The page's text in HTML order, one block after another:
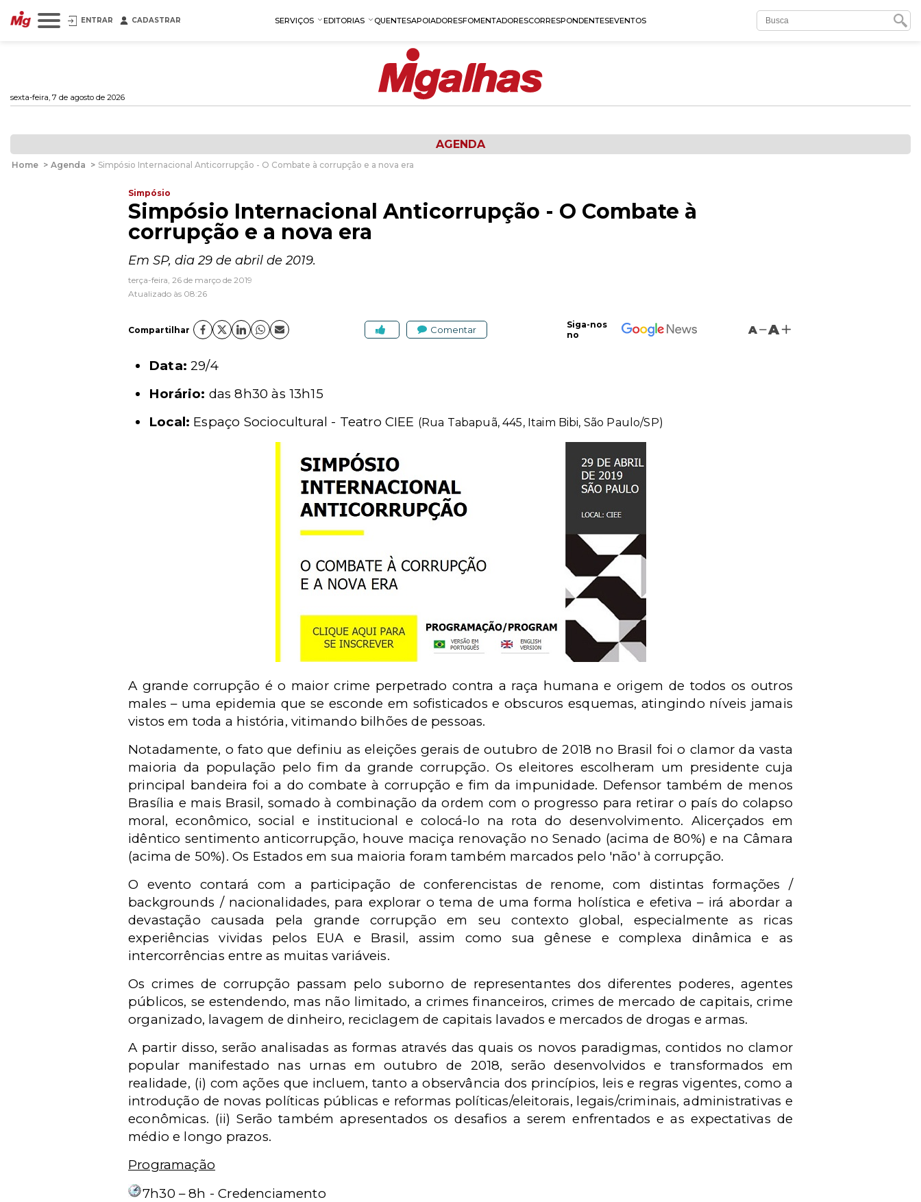
ENTRAR CADASTRAR SERVIÇOS EDITORIAS QUENTESAPOIADORESFOMENTADORESCORRESPONDENTESEVENTOS
sexta-feira, 7 de agosto de 2026
AGENDA
Home > Agenda > Simpósio Internacional Anticorrupção - O Combate à corrupção e a nova era
Simpósio
Simpósio Internacional Anticorrupção - O Combate à
corrupção e a nova era
Em SP, dia 29 de abril de 2019.
terça-feira, 26 de março de 2019
Atualizado às 08:26
Compartilhar Comentar
Siga-nos
no
A A
Data: 29/4
Horário: das 8h30 às 13h15
Local: Espaço Sociocultural - Teatro CIEE (Rua Tabapuã, 445, Itaim Bibi, São Paulo/SP)
A grande corrupção é o maior crime perpetrado contra a raça humana e origem de todos os outros
males – uma epidemia que se esconde em sofisticados e obscuros esquemas, atingindo níveis jamais
vistos em toda a história, vitimando bilhões de pessoas.
Notadamente, o fato que definiu as eleições gerais de outubro de 2018 no Brasil foi o clamor da vasta
maioria da população pelo fim da grande corrupção. Os eleitores escolheram um presidente cuja
principal bandeira foi a do combate à corrupção e fim da impunidade. Defensor também de menos
Brasília e mais Brasil, somado à combinação da ordem com o progresso para retirar o país do colapso
moral, econômico, social e institucional e colocá-lo na rota do desenvolvimento. Alicerçados em
idêntico sentimento anticorrupção, houve maciça renovação no Senado (acima de 80%) e na Câmara
(acima de 50%). Os Estados em sua maioria foram também marcados pelo 'não' à corrupção.
O evento contará com a participação de conferencistas de renome, com distintas formações /
backgrounds / nacionalidades, para explorar o tema de uma forma holística e efetiva – irá abordar a
devastação causada pela grande corrupção em seu contexto global, especialmente as ricas
experiências vividas pelos EUA e Brasil, assim como sua gênese e complexa dinâmica e as
intercorrências entre as muitas variáveis.
Os crimes de corrupção passam pelo suborno de representantes dos diferentes poderes, agentes
públicos, se estendendo, mas não limitado, a crimes financeiros, crimes de mercado de capitais, crime
organizado, lavagem de dinheiro, reciclagem de capitais lavados e mercados de drogas e armas.
A partir disso, serão analisadas as formas através das quais os novos paradigmas, contidos no clamor
popular manifestado nas urnas em outubro de 2018, serão desenvolvidos e transformados em
realidade, (i) com ações que incluem, tanto a observância dos princípios, leis e regras vigentes, como a
introdução de novas políticas públicas e reformas políticas/eleitorais, legais/criminais, administrativas e
econômicas. (ii) Serão também apresentados os desafios a serem enfrentados e as expectativas de
médio e longo prazos.
Programação
7h30 – 8h - Credenciamento